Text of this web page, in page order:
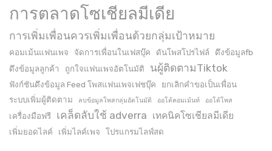
การตลาดโซเชียลมีเดีย
การเพิ่มเพื่อนควรเพิ่มเพื่อนด้วยกลุ่มเป้าหมาย
คอมเม้นแฟนเพจ จัดการเพื่อนในเฟสบุ๊ค ดันโพสโปรไฟล์
ดึงข้อมูลfb
ดึงข้อมูลลูกค้า
ถูกใจแฟนเพจอัตโนมัติ นผู้ติดตามTiktok
ฟังก์ชันดึงข้อมูล Feed โพสแฟนเพจเฟชบุ๊ค
ยกเลิกคำขอเป็นเพื่อน
ระบบเพิ่มผู้ติดตาม
ลบข้อมูลโพสกลุ่มอัตโนมัติ ออโต้คอมเม้นท์ ออโต้โพส
เครื่องมือฟรี เคล็ดลับใช้ adverra เทคนิคโซเชียลมีเดีย
เพิ่มยอดไลค์ เพิ่มไลค์เพจ โปรแกรมไลฟ์สด